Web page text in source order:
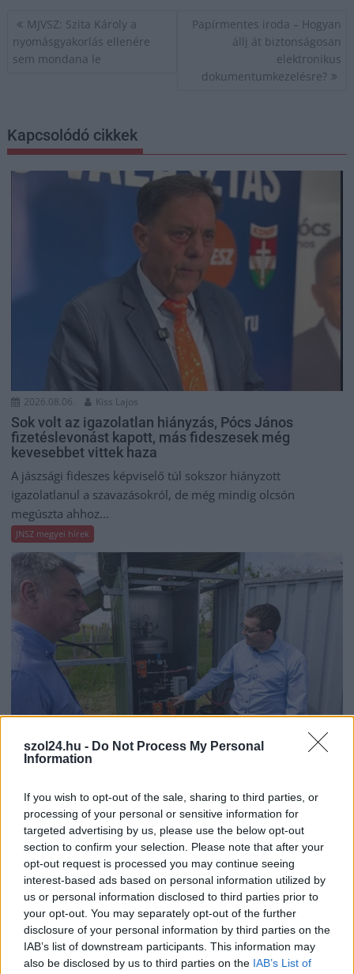
szol24.hu - Do Not Process My Personal
Information
If you wish to opt-out of the sale, sharing to third parties, or
processing of your personal or sensitive information for
targeted advertising by us, please use the below opt-out
section to confirm your selection. Please note that after your
opt-out request is processed you may continue seeing
interest-based ads based on personal information utilized by
us or personal information disclosed to third parties prior to
your opt-out. You may separately opt-out of the further
disclosure of your personal information by third parties on the
IAB’s list of downstream participants. This information may
also be disclosed by us to third parties on the IAB’s List of
Bejegyzés
navigáció
MJVSZ: Szita Károly a
nyomásgyakorlás ellenére
sem mondana le
Papírmentes iroda – Hogyan
állj át biztonságosan
elektronikus
dokumentumkezelésre?
Kapcsolódó cikkek
2026.08.06. Kiss Lajos
Sok volt az igazolatlan hiányzás, Pócs János
fizetéslevonást kapott, más fideszesek még
kevesebbet vittek haza
A jászsági fideszes képviselő túl sokszor hiányzott
igazolatlanul a szavazásokról, de még mindig olcsón
megúszta ahhoz...
JNSZ megyei hírek
A Szolnok megyei gazdák nagyon nem akarták a
JÉGER további üzemeltetését
Ahogy korábban már írtunk róla, megyei szinten
alkalmazkodik a gazdálkodók döntéséhez az
Agrárminisztérium és a Nemzeti...
JNSZ megyei hírek